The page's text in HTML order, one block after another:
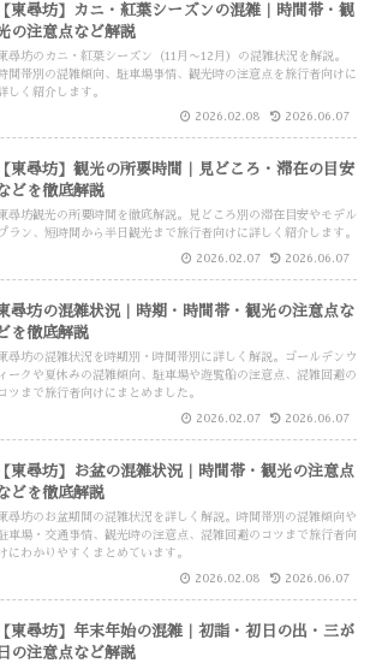
【東尋坊】カニ・紅葉シーズンの混雑｜時間帯・観
の注意点など解説
東尋坊のカニ・紅葉シーズン（11月〜12月）の混雑状況を解説。
間帯別の混雑傾向、駐車場事情、観光時の注意点を旅行者向けに
しく紹介します。
2026.02.08 2026.06.07
【東尋坊】観光の所要時間｜見どころ・滞在の目安
どを徹底解説
東尋坊観光の所要時間を徹底解説。見どころ別の滞在目安やモデル
プラン、短時間から半日観光まで旅行者向けに詳しく紹介します。
2026.02.07 2026.06.07
尋坊の混雑状況｜時期・時間帯・観光の注意点な
を徹底解説
東尋坊の混雑状況を時期別・時間帯別に詳しく解説。ゴールデンウ
ィークや夏休みの混雑傾向、駐車場や遊覧船の注意点、混雑回避の
コツまで旅行者向けにまとめました。
2026.02.07 2026.06.07
【東尋坊】お盆の混雑状況｜時間帯・観光の注意点
どを徹底解説
東尋坊のお盆期間の混雑状況を詳しく解説。時間帯別の混雑傾向や
車場・交通事情、観光時の注意点、混雑回避のコツまで旅行者向
にわかりやすくまとめています。
2026.02.08 2026.06.07
【東尋坊】年末年始の混雑｜初詣・初日の出・三が
日の注意点など解説